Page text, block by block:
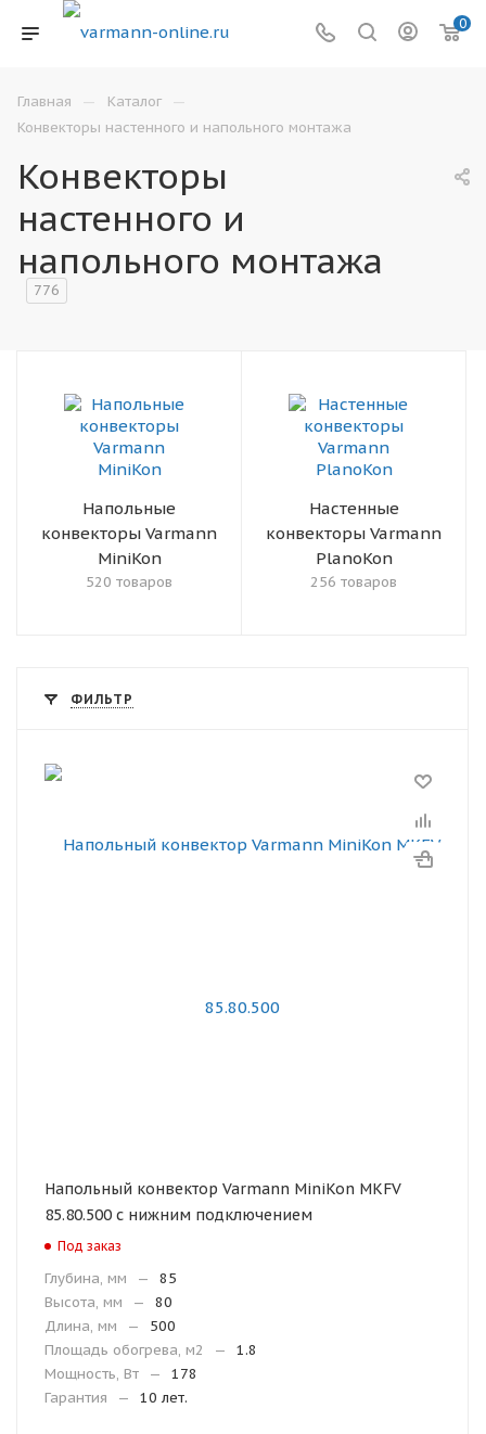
0
Главная — Каталог —
Конвекторы настенного и напольного монтажа
Конвекторы
настенного и
напольного монтажа
776
Напольные
конвекторы Varmann
MiniKon
520 товаров
Настенные
конвекторы Varmann
PlanoKon
256 товаров
ФИЛЬТР
Напольный конвектор Varmann MiniKon MKFV
85.80.500 с нижним подключением
Под заказ
Глубина, мм —
85
Высота, мм
—
80
Длина, мм
—
500
Площадь обогрева, м2
—
1.8
Мощность, Вт
—
178
Гарантия
— 10 лет.